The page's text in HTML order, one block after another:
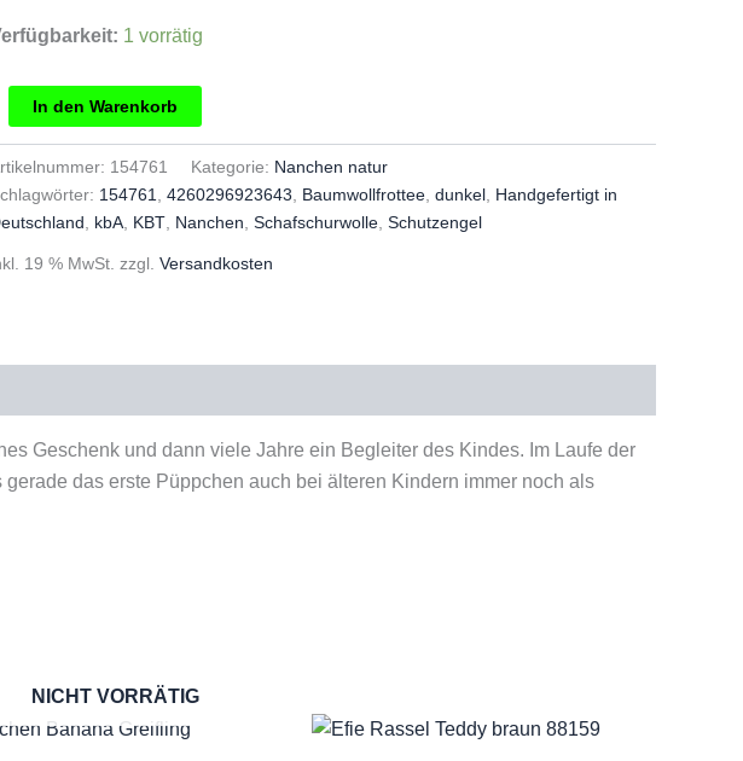
1 vorrätig
In den Warenkorb
154761 Kategorie: Nanchen natur
154761 4260296923643 Baumwollfrottee dunkel Handgefertigt in
kbA KBT Nanchen Schafschurwolle Schutzengel
19 % MwSt. zzgl. Versandkosten
Geschenk und dann viele Jahre ein Begleiter des Kindes. Im Laufe der
das erste Püppchen auch bei älteren Kindern immer noch als
NICHT VORRÄTIG